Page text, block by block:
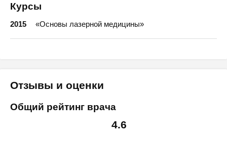
Курсы
2015 «Основы лазерной медицины»
Отзывы и оценки
Общий рейтинг врача
4.6